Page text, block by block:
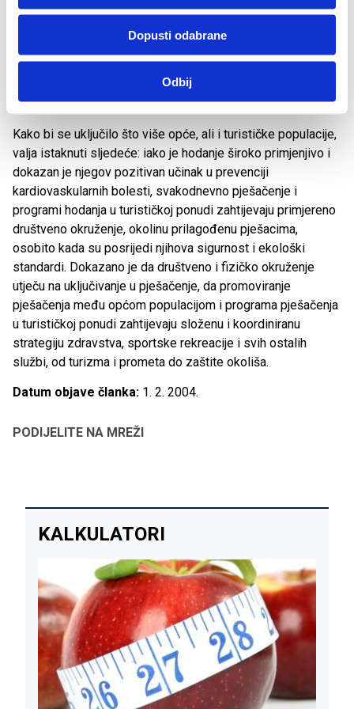
Dopusti odabrane
Odbij
PODIJELITE NA MREŽI
zemljama - manjak kretanja, boravak u zatvorenim
vremenu. Korisno je ponijeti spravu za procjenu prijeđenih
kilometara (pedometar), što je jednostavan i neinvazivan
doprinos motivaciji održavanja aktivnosti koja se prikazuje i
provodi u sklopu organiziranih programa.
Kako bi se uključilo što više opće, ali i turističke populacije,
valja istaknuti sljedeće: iako je hodanje široko primjenjivo i
dokazan je njegov pozitivan učinak u prevenciji
kardiovaskularnih bolesti, svakodnevno pješačenje i
programi hodanja u turističkoj ponudi zahtijevaju primjereno
društveno okruženje, okolinu prilagođenu pješacima,
osobito kada su posrijedi njihova sigurnost i ekološki
standardi. Dokazano je da društveno i fizičko okruženje
utječu na uključivanje u pješačenje, da promoviranje
pješačenja među općom populacijom i programa pješačenja
u turističkoj ponudi zahtijevaju složenu i koordiniranu
strategiju zdravstva, sportske rekreacije i svih ostalih
službi, od turizma i prometa do zaštite okoliša.
Datum objave članka: 1. 2. 2004.
KALKULATORI